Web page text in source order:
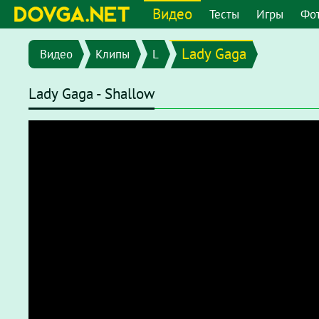
Видео Тесты Игры
Видео Клипы L Lady Gaga
Lady Gaga - Shallow